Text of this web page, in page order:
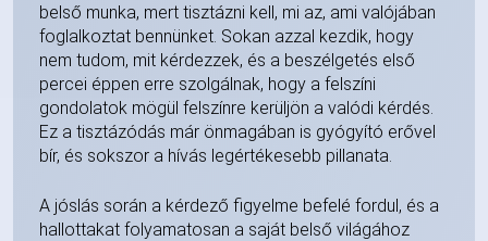
belső munka, mert tisztázni kell, mi az, ami valójában
foglalkoztat bennünket. Sokan azzal kezdik, hogy
nem tudom, mit kérdezzek, és a beszélgetés első
percei éppen erre szolgálnak, hogy a felszíni
gondolatok mögül felszínre kerüljön a valódi kérdés.
Ez a tisztázódás már önmagában is gyógyító erővel
bír, és sokszor a hívás legértékesebb pillanata.
A jóslás során a kérdező figyelme befelé fordul, és a
hallottakat folyamatosan a saját belső világához